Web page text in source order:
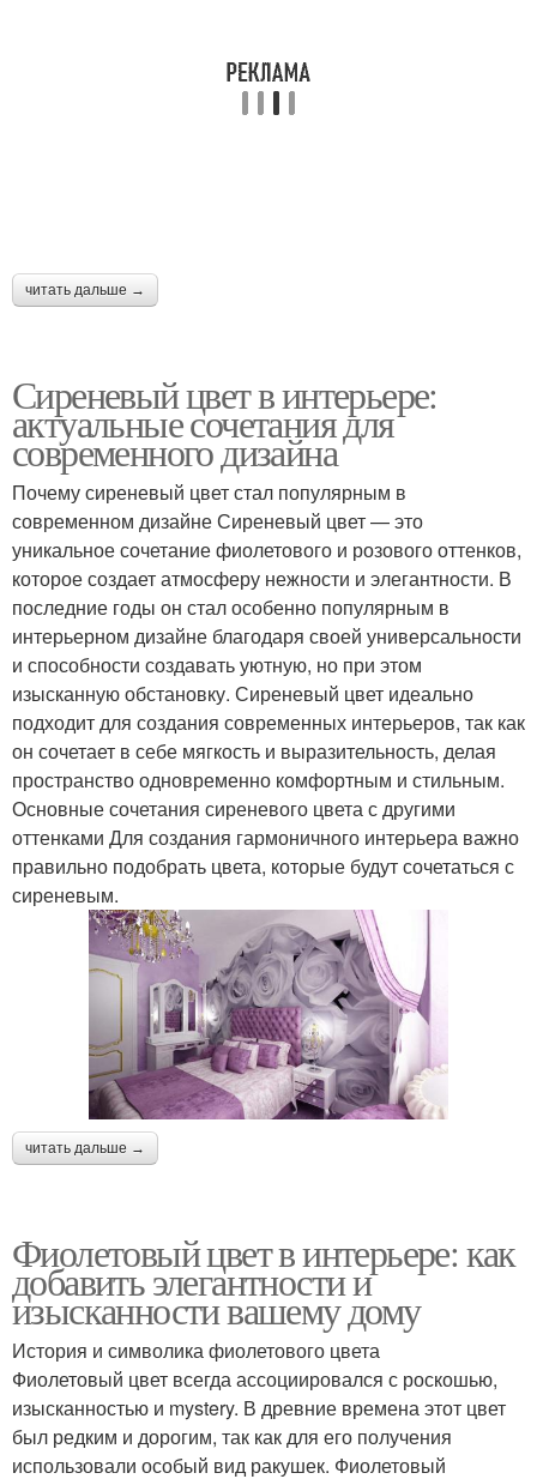
читать дальше →
Сиреневый цвет в интерьере:
актуальные сочетания для
современного дизайна
Почему сиреневый цвет стал популярным в
современном дизайне Сиреневый цвет — это
уникальное сочетание фиолетового и розового оттенков,
которое создает атмосферу нежности и элегантности. В
последние годы он стал особенно популярным в
интерьерном дизайне благодаря своей универсальности
и способности создавать уютную, но при этом
изысканную обстановку. Сиреневый цвет идеально
подходит для создания современных интерьеров, так как
он сочетает в себе мягкость и выразительность, делая
пространство одновременно комфортным и стильным.
Основные сочетания сиреневого цвета с другими
оттенками Для создания гармоничного интерьера важно
правильно подобрать цвета, которые будут сочетаться с
сиреневым.
читать дальше →
Фиолетовый цвет в интерьере: как
добавить элегантности и
изысканности вашему дому
История и символика фиолетового цвета
Фиолетовый цвет всегда ассоциировался с роскошью,
изысканностью и mystery. В древние времена этот цвет
был редким и дорогим, так как для его получения
использовали особый вид ракушек. Фиолетовый